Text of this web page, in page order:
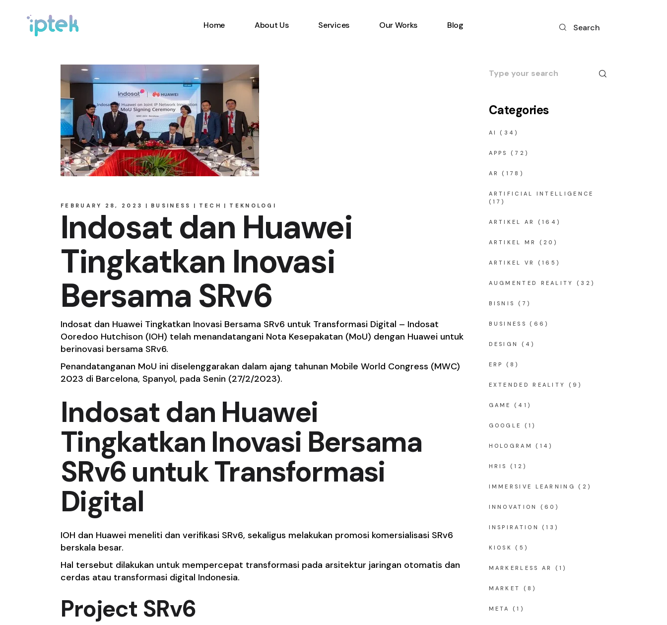
Home About Us Services Our Works Blog Search
FEBRUARY 28, 2023 BUSINESS TECH TEKNOLOGI
Indosat dan Huawei
Tingkatkan Inovasi
Bersama SRv6
Indosat dan Huawei Tingkatkan Inovasi Bersama SRv6 untuk Transformasi Digital – Indosat
Ooredoo Hutchison (IOH) telah menandatangani Nota Kesepakatan (MoU) dengan Huawei untuk
berinovasi bersama SRv6.
Penandatanganan MoU ini diselenggarakan dalam ajang tahunan Mobile World Congress (MWC)
2023 di Barcelona, Spanyol, pada Senin (27/2/2023).
Indosat dan Huawei
Tingkatkan Inovasi Bersama
SRv6 untuk Transformasi
Digital
IOH dan Huawei meneliti dan verifikasi SRv6, sekaligus melakukan promosi komersialisasi SRv6
berskala besar.
Hal tersebut dilakukan untuk mempercepat transformasi pada arsitektur jaringan otomatis dan
cerdas atau transformasi digital Indonesia.
Project SRv6
Search
for:
Categories
AI (34)
APPS (72)
AR (178)
ARTIFICIAL INTELLIGENCE
(17)
ARTIKEL AR (164)
ARTIKEL MR (20)
ARTIKEL VR (165)
AUGMENTED REALITY (32)
BISNIS (7)
BUSINESS (66)
DESIGN (4)
ERP (8)
EXTENDED REALITY (9)
GAME (41)
GOOGLE (1)
HOLOGRAM (14)
HRIS (12)
IMMERSIVE LEARNING (2)
INNOVATION (60)
INSPIRATION (13)
KIOSK (5)
MARKERLESS AR (1)
MARKET (8)
META (1)